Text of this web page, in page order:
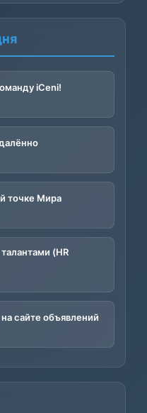
iCeni!
точке Мира
(HR
сайте объявлений